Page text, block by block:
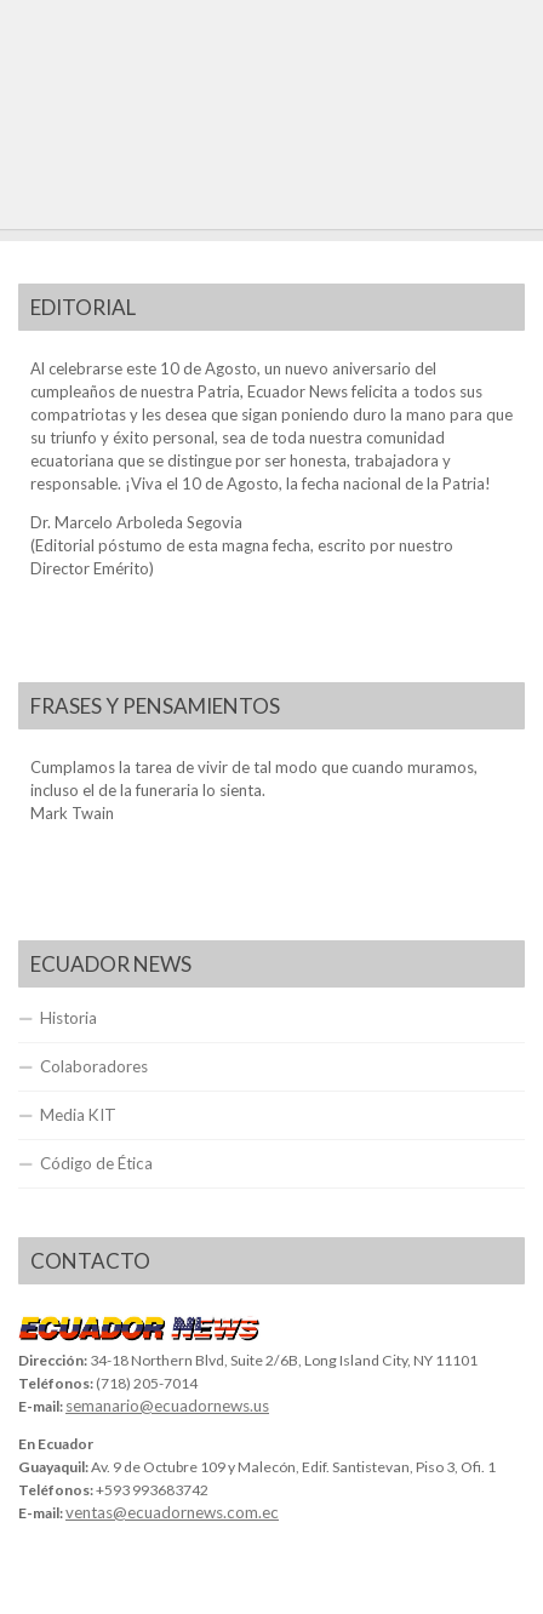
EDITORIAL
Al celebrarse este 10 de Agosto, un nuevo aniversario del
cumpleaños de nuestra Patria, Ecuador News felicita a todos sus
compatriotas y les desea que sigan poniendo duro la mano para que
su triunfo y éxito personal, sea de toda nuestra comunidad
ecuatoriana que se distingue por ser honesta, trabajadora y
responsable. ¡Viva el 10 de Agosto, la fecha nacional de la Patria!
Dr. Marcelo Arboleda Segovia
(Editorial póstumo de esta magna fecha, escrito por nuestro
Director Emérito)
FRASES Y PENSAMIENTOS
Cumplamos la tarea de vivir de tal modo que cuando muramos,
incluso el de la funeraria lo sienta.
Mark Twain
ECUADOR NEWS
Historia
Colaboradores
Media KIT
Código de Ética
CONTACTO
Dirección: 34-18 Northern Blvd, Suite 2/6B, Long Island City, NY 11101
Teléfonos: (718) 205-7014
E-mail: semanario@ecuadornews.us
En Ecuador
Guayaquil:Av. 9 de Octubre 109 y Malecón, Edif. Santistevan, Piso 3, Ofi. 1
Teléfonos:+593 993683742
E-mail:ventas@ecuadornews.com.ec